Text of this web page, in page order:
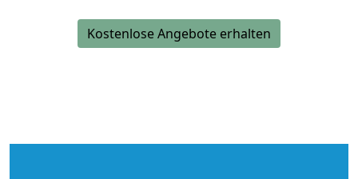
Kostenlose Angebote erhalten